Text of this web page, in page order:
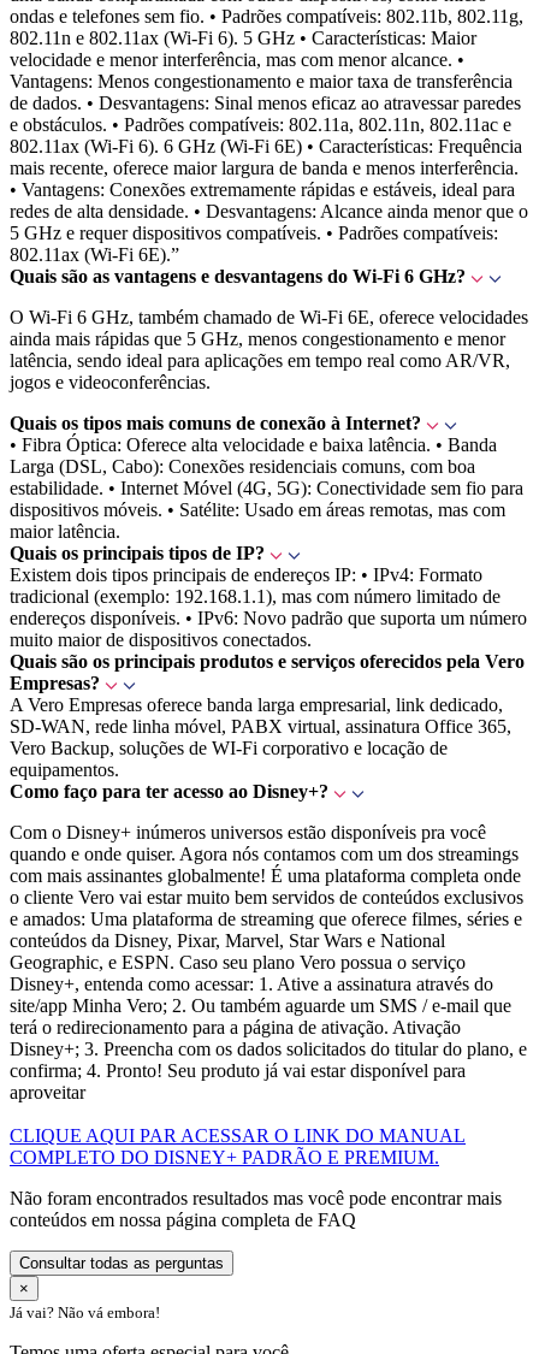
ondas e telefones sem fio. • Padrões compatíveis: 802.11b, 802.11g,
802.11n e 802.11ax (Wi-Fi 6). 5 GHz • Características: Maior
velocidade e menor interferência, mas com menor alcance. •
Vantagens: Menos congestionamento e maior taxa de transferência
de dados. • Desvantagens: Sinal menos eficaz ao atravessar paredes
e obstáculos. • Padrões compatíveis: 802.11a, 802.11n, 802.11ac e
802.11ax (Wi-Fi 6). 6 GHz (Wi-Fi 6E) • Características: Frequência
mais recente, oferece maior largura de banda e menos interferência.
• Vantagens: Conexões extremamente rápidas e estáveis, ideal para
redes de alta densidade. • Desvantagens: Alcance ainda menor que o
5 GHz e requer dispositivos compatíveis. • Padrões compatíveis:
802.11ax (Wi-Fi 6E).”
Quais são as vantagens e desvantagens do Wi-Fi 6 GHz?
O Wi-Fi 6 GHz, também chamado de Wi-Fi 6E, oferece velocidades
ainda mais rápidas que 5 GHz, menos congestionamento e menor
latência, sendo ideal para aplicações em tempo real como AR/VR,
jogos e videoconferências.
Quais os tipos mais comuns de conexão à Internet?
• Fibra Óptica: Oferece alta velocidade e baixa latência. • Banda
Larga (DSL, Cabo): Conexões residenciais comuns, com boa
estabilidade. • Internet Móvel (4G, 5G): Conectividade sem fio para
dispositivos móveis. • Satélite: Usado em áreas remotas, mas com
maior latência.
Quais os principais tipos de IP?
Existem dois tipos principais de endereços IP: • IPv4: Formato
tradicional (exemplo: 192.168.1.1), mas com número limitado de
endereços disponíveis. • IPv6: Novo padrão que suporta um número
muito maior de dispositivos conectados.
Quais são os principais produtos e serviços oferecidos pela Vero
Empresas?
A Vero Empresas oferece banda larga empresarial, link dedicado,
SD-WAN, rede linha móvel, PABX virtual, assinatura Office 365,
Vero Backup, soluções de WI-Fi corporativo e locação de
equipamentos.
Como faço para ter acesso ao Disney+?
Com o Disney+ inúmeros universos estão disponíveis pra você
quando e onde quiser. Agora nós contamos com um dos streamings
com mais assinantes globalmente! É uma plataforma completa onde
o cliente Vero vai estar muito bem servidos de conteúdos exclusivos
e amados: Uma plataforma de streaming que oferece filmes, séries e
conteúdos da Disney, Pixar, Marvel, Star Wars e National
Geographic, e ESPN. Caso seu plano Vero possua o serviço
Disney+, entenda como acessar: 1. Ative a assinatura através do
site/app Minha Vero; 2. Ou também aguarde um SMS / e-mail que
terá o redirecionamento para a página de ativação. Ativação
Disney+; 3. Preencha com os dados solicitados do titular do plano, e
confirma; 4. Pronto! Seu produto já vai estar disponível para
aproveitar
CLIQUE AQUI PAR ACESSAR O LINK DO MANUAL
COMPLETO DO DISNEY+ PADRÃO E PREMIUM.
Não foram encontrados resultados mas você pode encontrar mais
conteúdos em nossa página completa de FAQ
Consultar todas as perguntas
×
Já vai? Não vá embora!